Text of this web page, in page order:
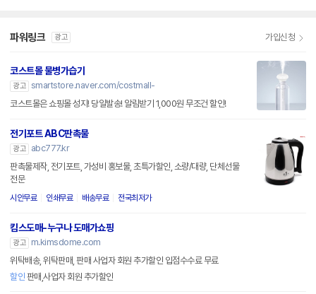
파워링크 광고 가입신청
코스트몰 물병가습기
광고 smartstore.naver.com/costmall-
코스트몰은 쇼핑몰 성지! 당일발송! 알림받기 1,000원 무조건 할인!
전기포트 ABC판촉물
광고
abc777.kr
판촉물제작, 전기포트, 가성비 홍보물, 초특가할인, 소량/대량, 단체선물
전문
시안무료 인쇄무료 배송무료 전국최저가
킴스도매-누구나 도매가쇼핑
광고
m.kimsdome.com
위탁배송, 위탁판매, 판매 사업자 회원 추가할인 입점수수료 무료
할인 판매,사업자 회원 추가할인